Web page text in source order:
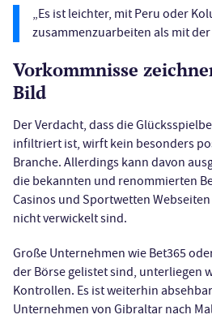
„Es ist leichter, mit Peru oder
zusammenzuarbeiten als mit
Vorkommnisse
Bild
Der Verdacht, dass die
infiltriert ist, wirft kein besonders
Branche. Allerdings kann davon
die bekannten und renommierten
Casinos und Sportwetten
nicht verwickelt sind.
Große Unternehmen wie Bet365
der Börse gelistet sind, unterliegen
Kontrollen. Es ist weiterhin
Unternehmen von Gibraltar nach